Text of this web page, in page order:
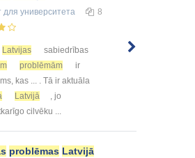
для университета 8
Latvijas
sabiedrības
problēmām
ir
kas ... . Tā ir aktuāla
Latvijā
, jo
cilvēku ...
problēmas Latvijā